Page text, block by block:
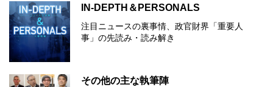
IN-DEPTH＆PERSONALS
注目ニュースの裏事情、政官財界「重要人
事」の先読み・読み解き
その他の主な執筆陣